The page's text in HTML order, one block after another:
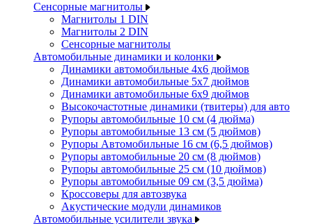
Сенсорные магнитолы
Магнитолы 1 DIN
Магнитолы 2 DIN
Сенсорные магнитолы
Автомобильные динамики и колонки
Динамики автомобильные 4x6 дюймов
Динамики автомобильные 5x7 дюймов
Динамики автомобильные 6x9 дюймов
Высокочастотные динамики (твитеры) для авто
Рупоры автомобильные 10 см (4 дюйма)
Рупоры автомобильные 13 см (5 дюймов)
Рупоры Автомобильные 16 см (6,5 дюймов)
Рупоры автомобильные 20 см (8 дюймов)
Рупоры автомобильные 25 см (10 дюймов)
Рупоры автомобильные 09 см (3,5 дюйма)
Кроссоверы для автозвука
Акустические модули динамиков
Автомобильные усилители звука